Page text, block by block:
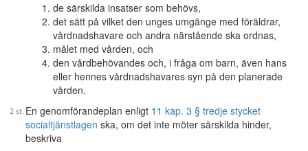
de särskilda insatser som behövs,
det sätt på vilket den unges umgänge med föräldrar,
vårdnadshavare och andra närstående ska ordnas,
målet med vården, och
den vårdbehövandes och, i fråga om barn, även hans
eller hennes vårdnadshavares syn på den planerade
vården.
En genomförandeplan enligt 11 kap. 3 § tredje stycket
socialtjänstlagen ska, om det inte möter särskilda hinder,
beskriva